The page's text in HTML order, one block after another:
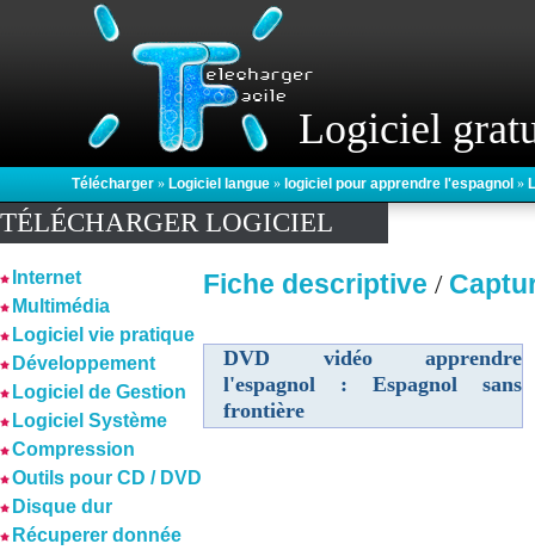
Logiciel
Télécharger » Logiciel langue » logiciel pour apprendre l'espagnol »
TÉLÉCHARGER LOGICIEL
Internet
Multimédia
Logiciel vie pratique
Développement
Logiciel de Gestion
Logiciel Système
Compression
Outils pour CD / DVD
Disque dur
Récuperer donnée
Fiche descriptive /
DVD vidéo apprendre
l'espagnol : Espagnol sans
frontière